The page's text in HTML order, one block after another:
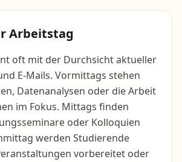
Arbeitstag
oft mit der Durchsicht aktueller
E-Mails. Vormittags stehen
Datenanalysen oder die Arbeit
im Fokus. Mittags finden
oder Kolloquien
werden Studierende
vorbereitet oder